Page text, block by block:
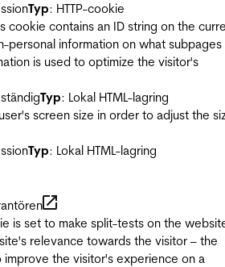
Typ: HTTP-cookie
cookie contains an ID string on the
personal information on what
is used to optimize the visitor's
Typ: Lokal HTML-lagring
screen size in order to adjust the
Typ: Lokal HTML-lagring
is set to make split-tests on the
relevance towards the visitor – the
the visitor's experience on a